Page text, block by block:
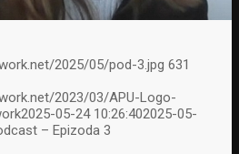
2025/05/pod-3.jpg 631
2023/03/APU-Logo-
2025-05-24 10:26:402025-05-
– Epizoda 3